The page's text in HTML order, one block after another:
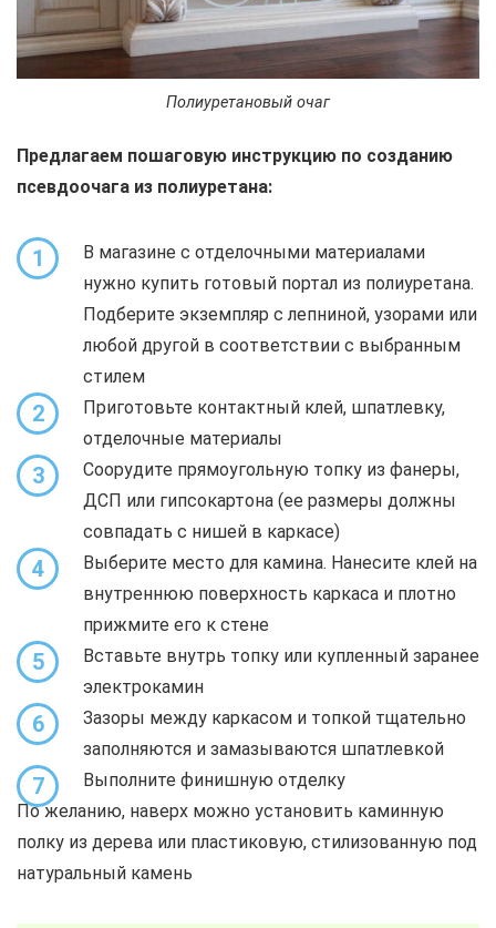
Полиуретановый очаг
Предлагаем пошаговую инструкцию по созданию
псевдоочага из полиуретана:
1
В магазине с отделочными материалами
нужно купить готовый портал из полиуретана.
Подберите экземпляр с лепниной, узорами или
любой другой в соответствии с выбранным
стилем
2
Приготовьте контактный клей, шпатлевку,
отделочные материалы
3
Соорудите прямоугольную топку из фанеры,
ДСП или гипсокартона (ее размеры должны
совпадать с нишей в каркасе)
4
Выберите место для камина. Нанесите клей на
внутреннюю поверхность каркаса и плотно
прижмите его к стене
5
Вставьте внутрь топку или купленный заранее
электрокамин
6
Зазоры между каркасом и топкой тщательно
заполняются и замазываются шпатлевкой
7
Выполните финишную отделку
По желанию, наверх можно установить каминную
полку из дерева или пластиковую, стилизованную под
натуральный камень